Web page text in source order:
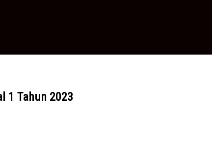
1 Tahun 2023